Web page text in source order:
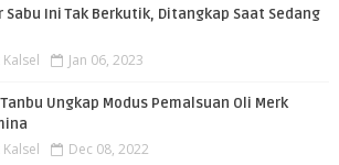
Sabu Ini Tak Berkutik, Ditangkap Saat Sedang
Jan 06, 2023
Ungkap Modus Pemalsuan Oli Merk
Dec 08, 2022